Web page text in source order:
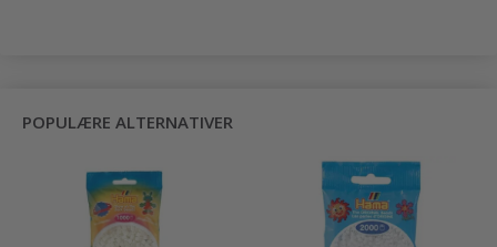
POPULÆRE ALTERNATIVER